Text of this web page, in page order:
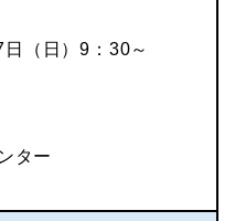
（日）9：30～
ター